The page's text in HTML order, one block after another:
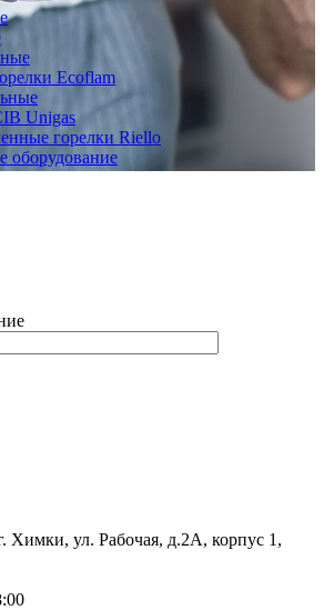
Ecoflam
Unigas
горелки Riello
оборудование
Химки, ул. Рабочая, д.2А, корпус 1,